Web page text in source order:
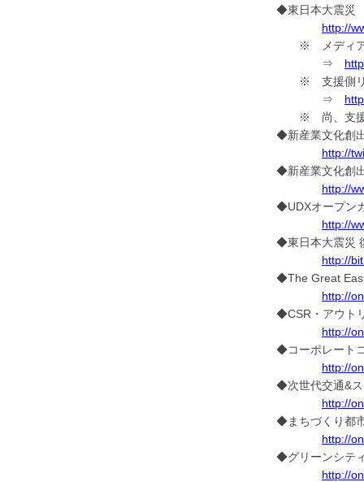
◆東日本大震災
http://
※ メディアサ
⇒
※ 支援側リス
⇒
※ 尚、支援側
◆新産業文化創
http://
◆新産業文化創
http://
◆UDXオープン
http://
◆東日本大震災
http://
◆The Great
http://
◆CSR・アウト
http://
◆コーポレート
http://
◆次世代交通&
http://
◆まちづくり都
http://
◆グリーンシテ
http://